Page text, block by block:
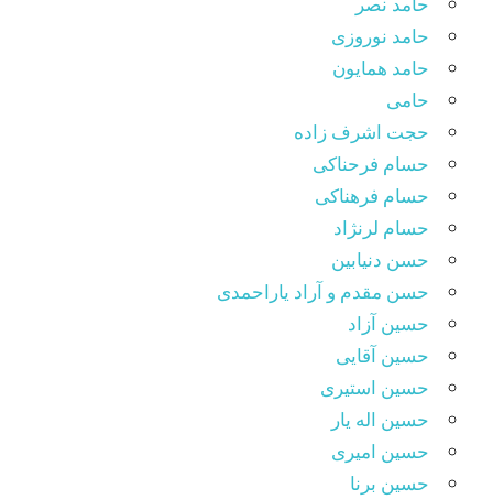
حامد نوروزی
حامد همایون
حامی
حجت اشرف زاده
حسام فرحناکی
حسام فرهناکی
حسام لرنژاد
حسن دنیابین
حسن مقدم و آراد یاراحمدی
حسین آزاد
حسین آقایی
حسین استیری
حسین اله یار
حسین امیری
حسین برنا